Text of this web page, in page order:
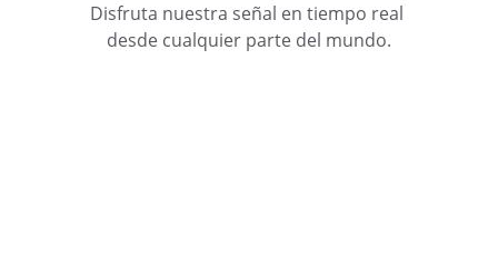
Disfruta nuestra señal en tiempo real
desde cualquier parte del mundo.